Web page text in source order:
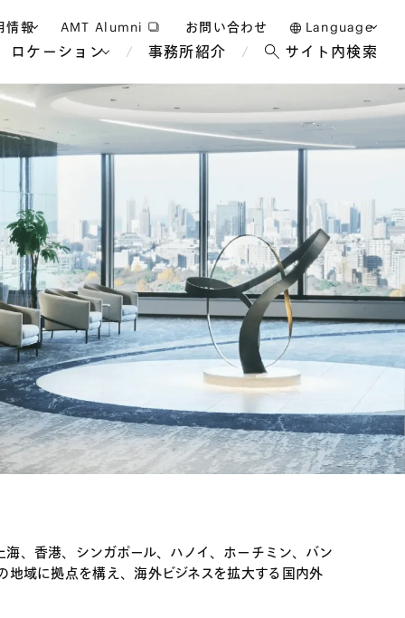
情報 AMT Alumni お問い合わせ Language
日本語
English
中文(簡体)
ターテイン
法
ジメント
ギー
事業再生・倒産
国際通商および経済安全保
障
海外法務
サステナビリティ法務
レル
子機器
ホテル・レジャー・カジノ
教育・人材
政府・地方公共団体・公的
機関
デジタル
航空・宇宙
アフリカ
ロケーション
バンコク
ャカルタ
レーシア
ブリュッセル
パリ
事務所紹介 サイト内検索
、香港、シンガポール、ハノイ、ホーチミン、バン
地域に拠点を構え、海外ビジネスを拡大する国内外